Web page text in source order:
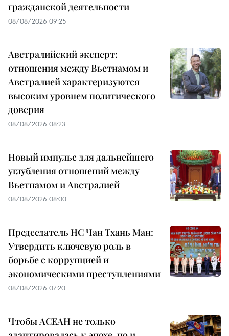
гражданской деятельности
08/08/2026 09:25
Австралийский эксперт:
отношения между Вьетнамом и
Австралией характеризуются
высоким уровнем политического
доверия
08/08/2026 08:23
Новый импульс для дальнейшего
углубления отношений между
Вьетнамом и Австралией
08/08/2026 08:00
Председатель НС Чан Тхань Ман:
Утвердить ключевую роль в
борьбе с коррупцией и
экономическими преступлениями
08/08/2026 07:20
Чтобы АСЕАН не только